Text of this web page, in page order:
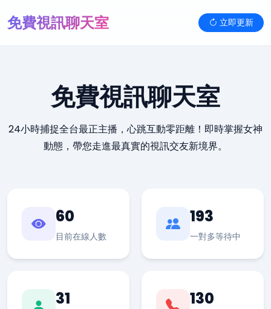
免費視訊聊天室 立即更新
免費視訊聊天室
24小時捕捉全台最正主播，心跳互動零距離！即時掌握女神
動態，帶您走進最真實的視訊交友新境界。
60
目前在線人數
193
一對多等待中
31 130